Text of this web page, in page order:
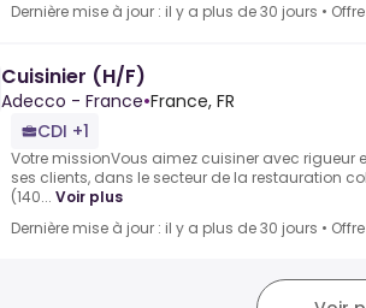
Dernière mise à jour : il y a plus de 30 jours •
Cuisinier (H/F)
Adecco - France•France, FR
CDI +1
Votre missionVous aimez cuisiner avec rigueur
ses clients, dans le secteur de la restauration
(140... Voir plus
Dernière mise à jour : il y a plus de 30 jours •